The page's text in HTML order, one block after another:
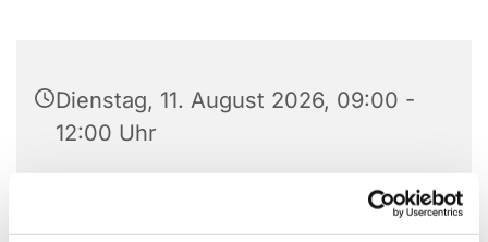
Dienstag, 11. August 2026, 09:00 -
12:00 Uhr
Gemeindezentrum Alte Kirche, Alter